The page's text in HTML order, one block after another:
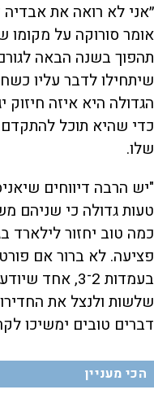
תהפוך בשנה הבאה
הגדולה היא איזה
כדי שהיא תוכל
שלו.
"יש הרבה דיווחים
טעות גדולה כי שניהם
פציעה. לא ברור אם
בעמדות 2־3,
שלשות ולנצל את
דברים טובים ימשיכו
הכי מעניין